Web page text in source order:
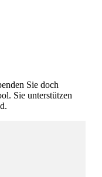
Sie doch
Sie unter­stützen